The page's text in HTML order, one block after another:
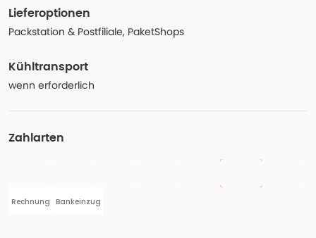
Lieferoptionen
Packstation & Postfiliale, PaketShops
Kühltransport
wenn erforderlich
Zahlarten
Rechnung Bankeinzug